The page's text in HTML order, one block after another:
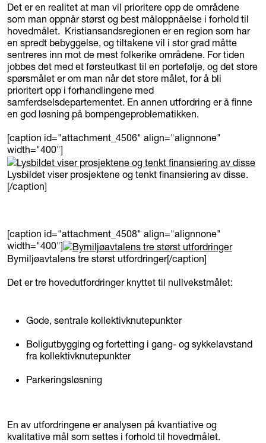
Det er en realitet at man vil prioritere opp de områdene
som man oppnår størst og best måloppnåelse i forhold til
hovedmålet. Kristiansandsregionen er en region som har
en spredt bebyggelse, og tiltakene vil i stor grad måtte
sentreres inn mot de mest folkerike områdene. For tiden
jobbes det med et førsteutkast til en portefølje, og det store
spørsmålet er om man når det store målet, for å bli
prioritert opp i forhandlingene med
samferdselsdepartementet. En annen utfordring er å finne
en god løsning på bompengeproblematikken.
[caption id="attachment_4506" align="alignnone"
width="400"]
Lysbildet viser prosjektene og tenkt finansiering av disse.
[/caption]
[caption id="attachment_4508" align="alignnone"
width="400"]
Bymiljøavtalens tre størst utfordringer[/caption]
Det er tre hovedutfordringer knyttet til nullvekstmålet:
Gode, sentrale kollektivknutepunkter
Boligutbygging og fortetting i gang- og sykkelavstand
fra kollektivknutepunkter
Parkeringsløsning
En av utfordringene er analysen på kvantiative og
kvalitative mål som settes i forhold til hovedmålet.